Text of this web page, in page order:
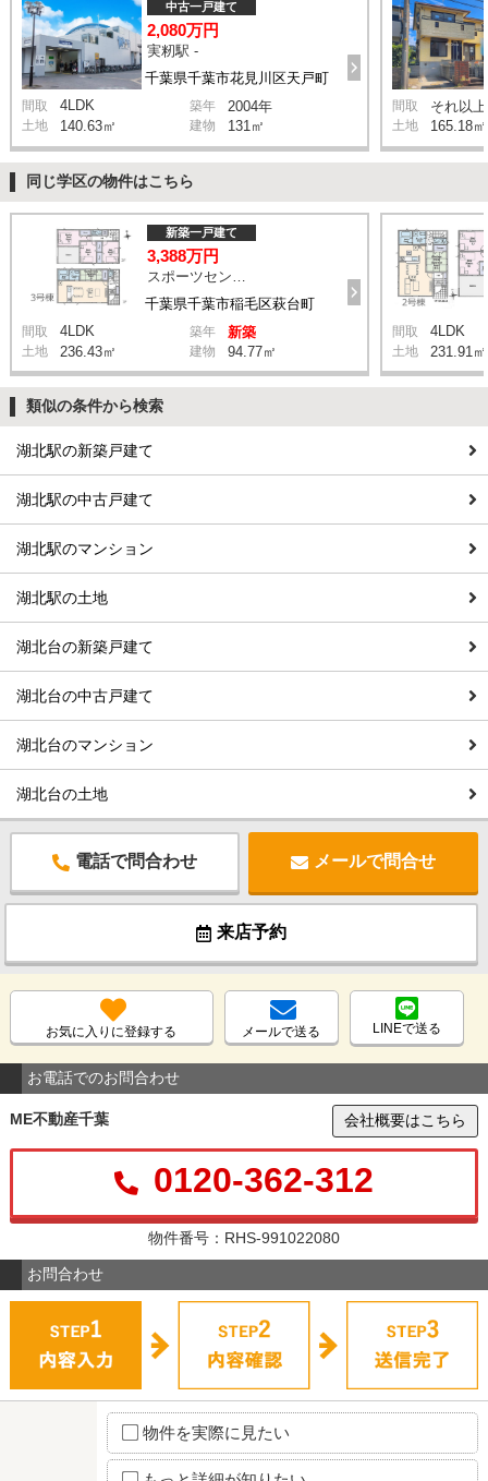
千葉県千葉市花見川区天戸町
中古一戸建て
2,080万円
実籾駅 -
間取 4LDK 築年 2004年
土地 140.63㎡ 建物 131㎡
間取 それ以上
土地 165.18㎡
同じ学区の物件はこちら
千葉県千葉市稲毛区萩台町
新築一戸建て
3,388万円
間取 4LDK 築年 新築
土地 236.43㎡ 建物 94.77㎡
間取 4LDK
土地 231.91㎡
類似の条件から検索
湖北駅の新築戸建て
湖北駅の中古戸建て
湖北駅のマンション
湖北駅の土地
湖北台の新築戸建て
湖北台の中古戸建て
湖北台のマンション
湖北台の土地
電話で問合わせ メールで問合せ
来店予約
お気に入りに登録する メールで送る LINEで送る
お電話でのお問合わせ
ME不動産千葉 会社概要はこちら
0120-362-312
物件番号：RHS-991022080
お問合わせ
物件を実際に見たい